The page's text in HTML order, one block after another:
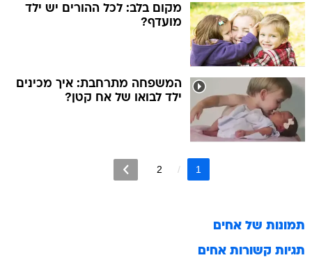
מקום בלב: לכל ההורים יש ילד
מועדף?
המשפחה מתרחבת: איך מכינים
ילד לבואו של אח קטן?
1
2
תמונות של אחים
תגיות קשורות אחים